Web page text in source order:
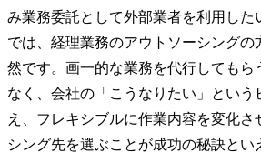
み業務委託として外部業者を利用した
では、経理業務のアウトソーシングの
然です。画一的な業務を代行してもら
なく、会社の「こうなりたい」という
え、フレキシブルに作業内容を変化さ
シング先を選ぶことが成功の秘訣とい